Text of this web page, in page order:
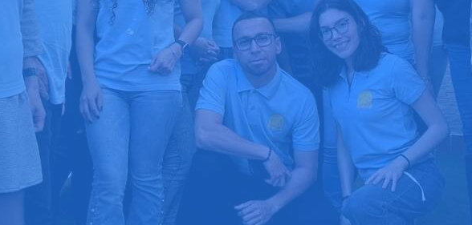
Pide tu presupuesto gratis
Llama hoy:
Más de 1000 clientes confían en nosotros